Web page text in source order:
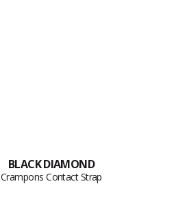
BLACK DIAMOND
Crampons Contact Strap